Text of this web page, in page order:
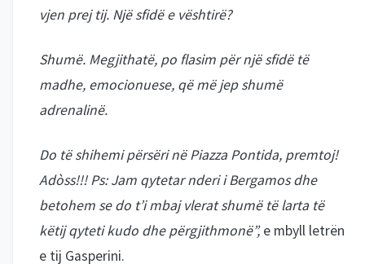
vjen prej tij. Një sfidë e vështirë?
Shumë. Megjithatë, po flasim për një sfidë të
madhe, emocionuese, që më jep shumë
adrenalinë.
Do të shihemi përsëri në Piazza Pontida, premtoj!
Adòss!!! Ps: Jam qytetar nderi i Bergamos dhe
betohem se do t’i mbaj vlerat shumë të larta të
këtij qyteti kudo dhe përgjithmonë”,e mbyll letrën
e tij Gasperini.